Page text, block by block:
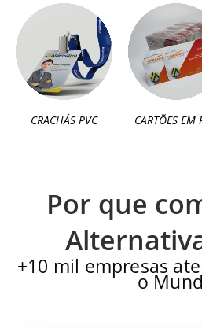
CRACHÁS PVC CARTÕES EM
Por que
+10 mil empresas
o